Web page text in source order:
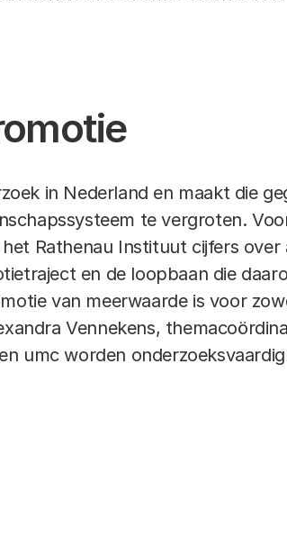
in Nederland en maakt die
te vergroten.
Rathenau Instituut cijfers over
en de loopbaan die
van meerwaarde is voor
Vennekens,
umc worden